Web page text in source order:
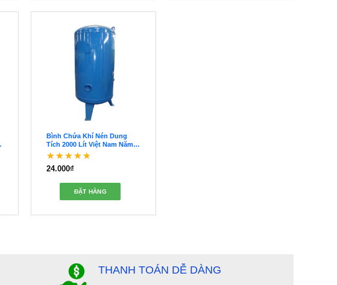
Bình Chứa Khí Nén Dung
Tích 2000 Lít Việt Nam Năm
2024 – CKH0001
Được xếp hạng
24.000₫
ĐẶT HÀNG
THANH TOÁN DỄ DÀNG